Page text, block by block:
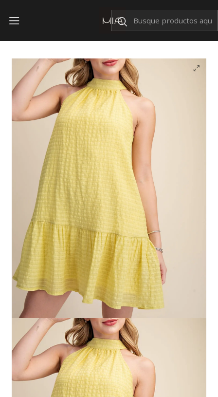
Envíos Nacionales $199
Vestido Ennis